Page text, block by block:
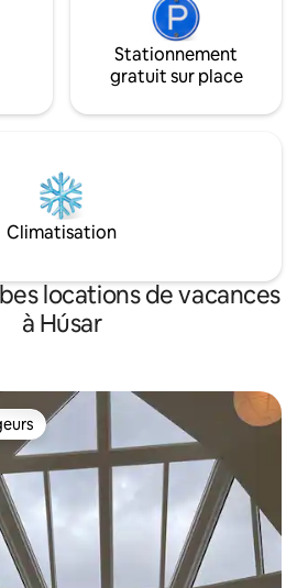
Tróndur :)
Stationnement
gratuit sur place
Climatisation
locations de vacances
à Húsar